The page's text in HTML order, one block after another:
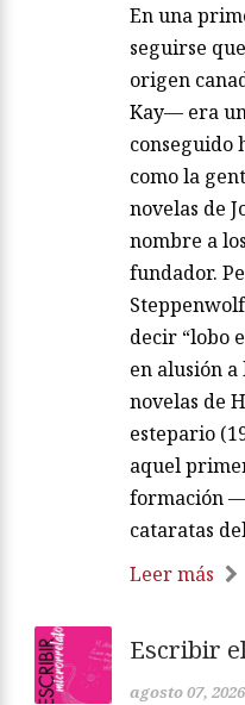
En una
seguirse
origen
Kay— era
conseguido
como la
novelas de
nombre a
fundador.
decir “lobo
en alusión a
novelas de
estepario
aquel
formación
cataratas
Leer más
Escribir
agosto 07, 2026